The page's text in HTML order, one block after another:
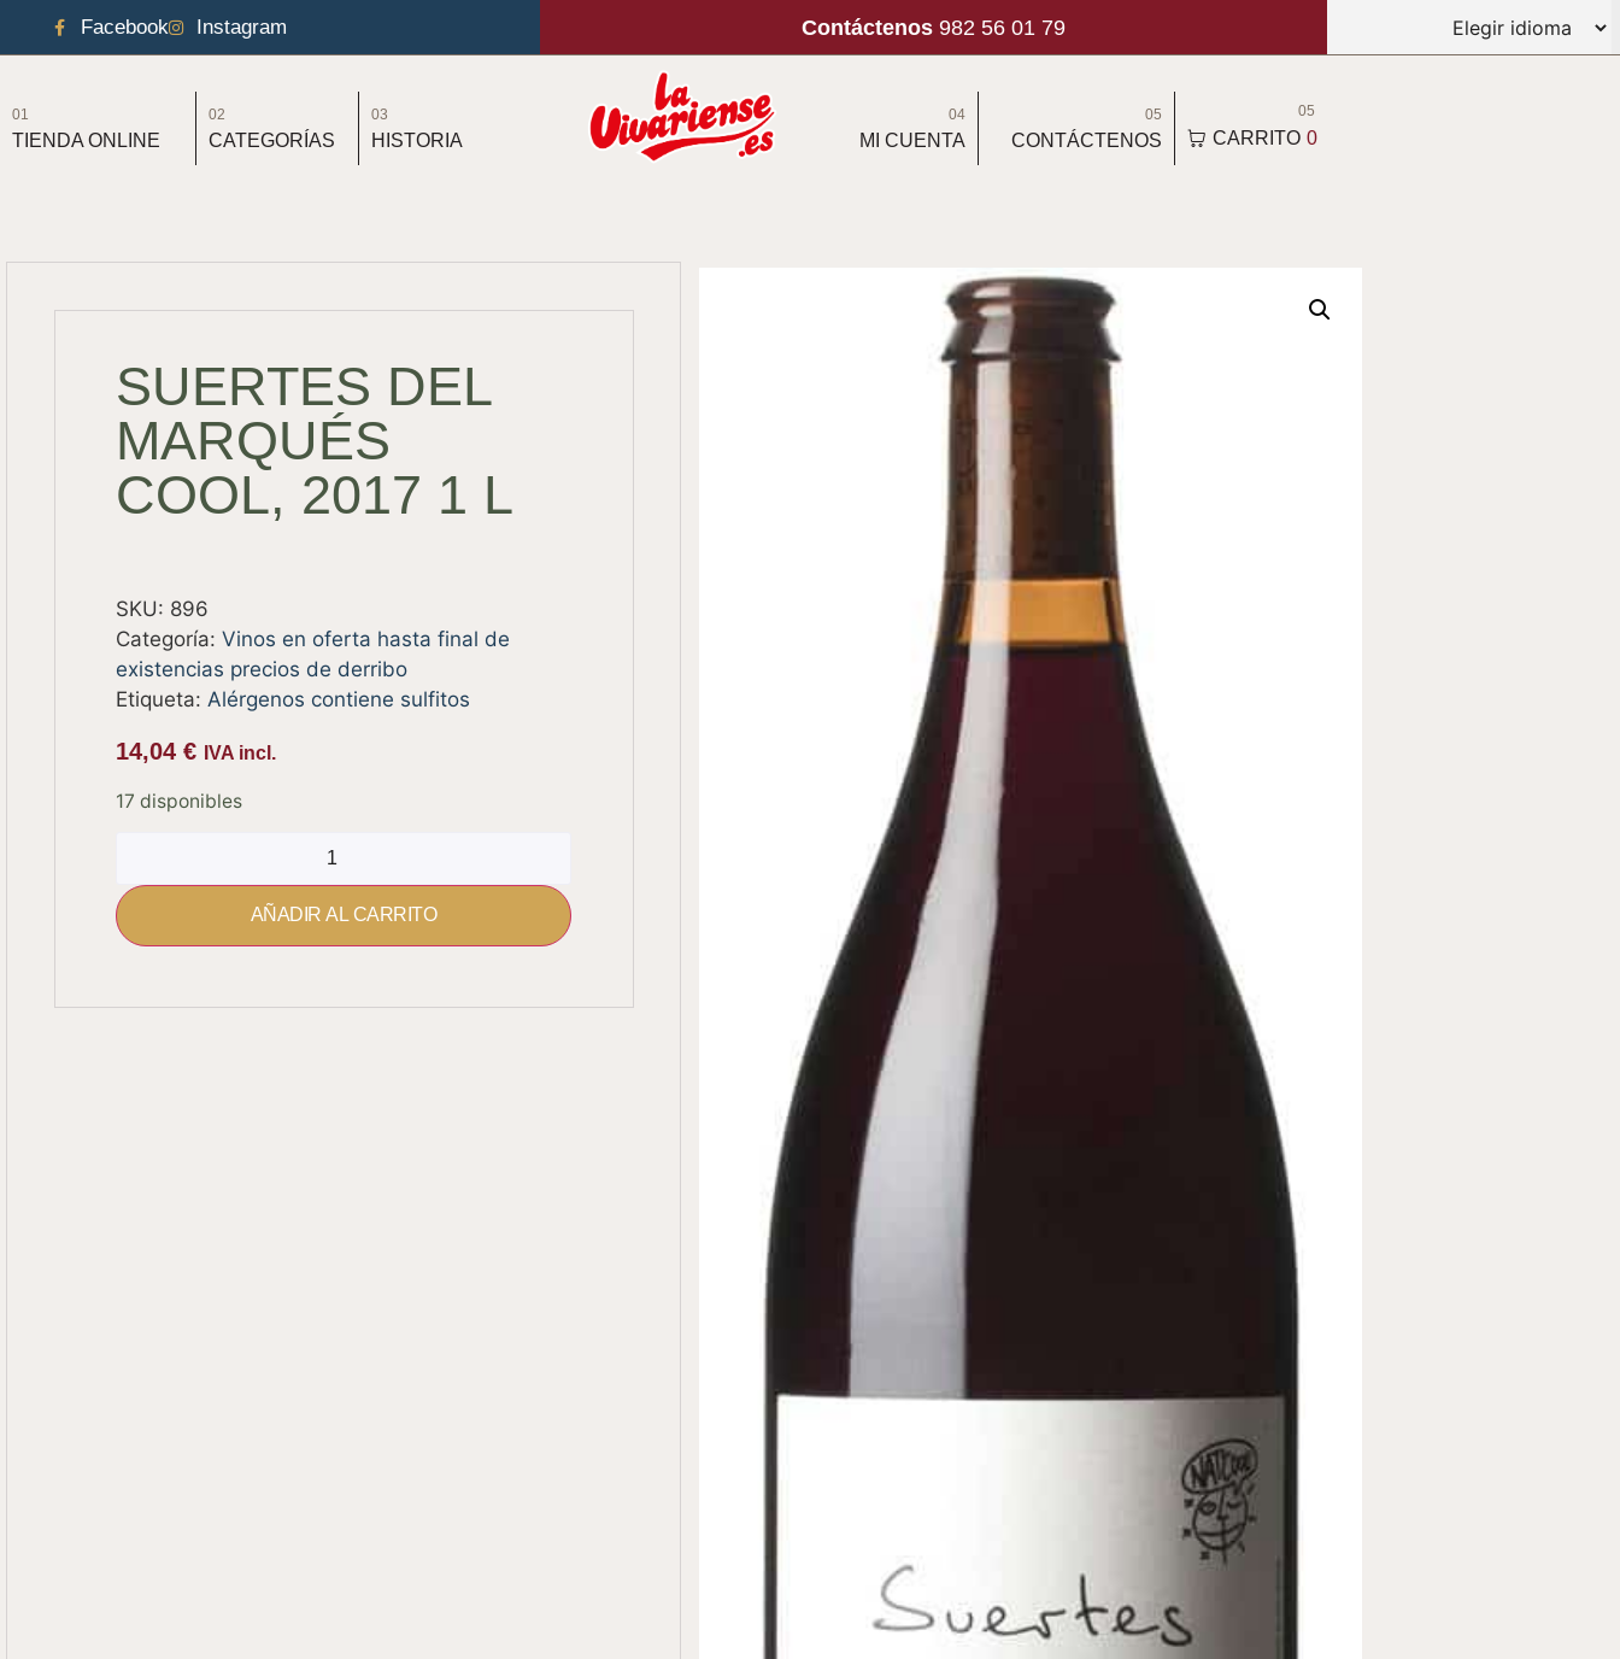
Facebook Instagram Contáctenos 982 56 01 79
01
TIENDA ONLINE
02
CATEGORÍAS
03
HISTORIA
04
MI CUENTA
05
CONTÁCTENOS
05
CARRITO 0
SUERTES DEL
MARQUÉS
COOL, 2017 1 L
SKU: 896
Categoría: Vinos en oferta hasta final de
existencias precios de derribo
Etiqueta: Alérgenos contiene sulfitos
14,04 € IVA incl.
17 disponibles
AÑADIR AL CARRITO